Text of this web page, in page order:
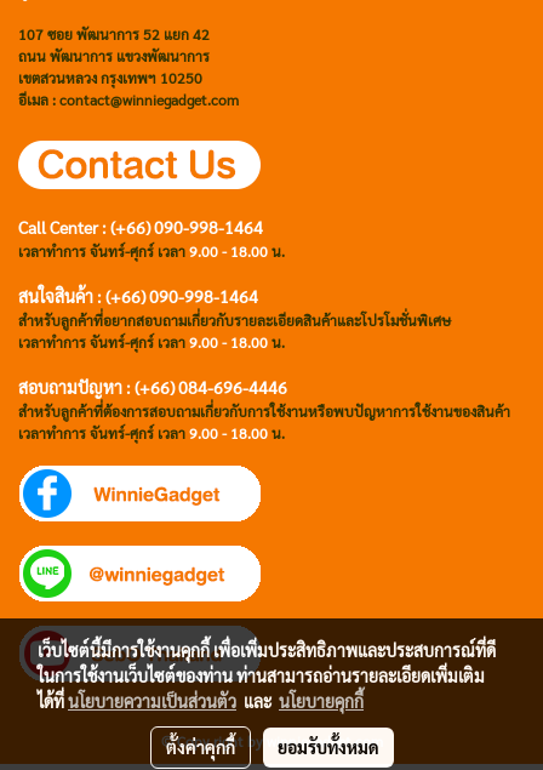
107 ซอย พัฒนาการ 52 แยก 42
ถนน พัฒนาการ แขวงพัฒนาการ
เขตสวนหลวง กรุงเทพฯ 10250
อีเมล : contact@winniegadget.com
Call Center : (+66) 090-998-1464
เวลาทำการ จันทร์-ศุกร์ เวลา9.00 - 18.00น.
สนใจสินค้า : (+66) 090-998-1464
สำหรับลูกค้าที่อยากสอบถามเกี่ยวกับรายละเอียดสินค้าและโปรโมชั่นพิเศษ
เวลาทำการ จันทร์-ศุกร์ เวลา9.00 - 18.00น.
สอบถามปัญหา : (+66)084-696-4446
สำหรับลูกค้าที่ต้องการสอบถามเกี่ยวกับการใช้งานหรือพบปัญหาการใช้งานของสินค้า
เวลาทำการ จันทร์-ศุกร์ เวลา9.00 - 18.00น.
© Copy right by winniegadget.com
เว็บไซต์นี้มีการใช้งานคุกกี้ เพื่อเพิ่มประสิทธิภาพและประสบการณ์ที่ดี
ในการใช้งานเว็บไซต์ของท่าน ท่านสามารถอ่านรายละเอียดเพิ่มเติม
ได้ที่นโยบายความเป็นส่วนตัว และ นโยบายคุกกี้
ตั้งค่าคุกกี้ ยอมรับทั้งหมด